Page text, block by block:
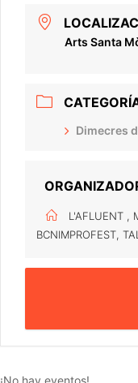
Arts Santa
Dimecres
L'AFLUENT ,
BCNIMPROFEST,
¡No hay eventos!